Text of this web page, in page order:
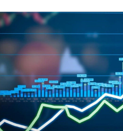
Magazin
Gayrimenkul
Eğitim